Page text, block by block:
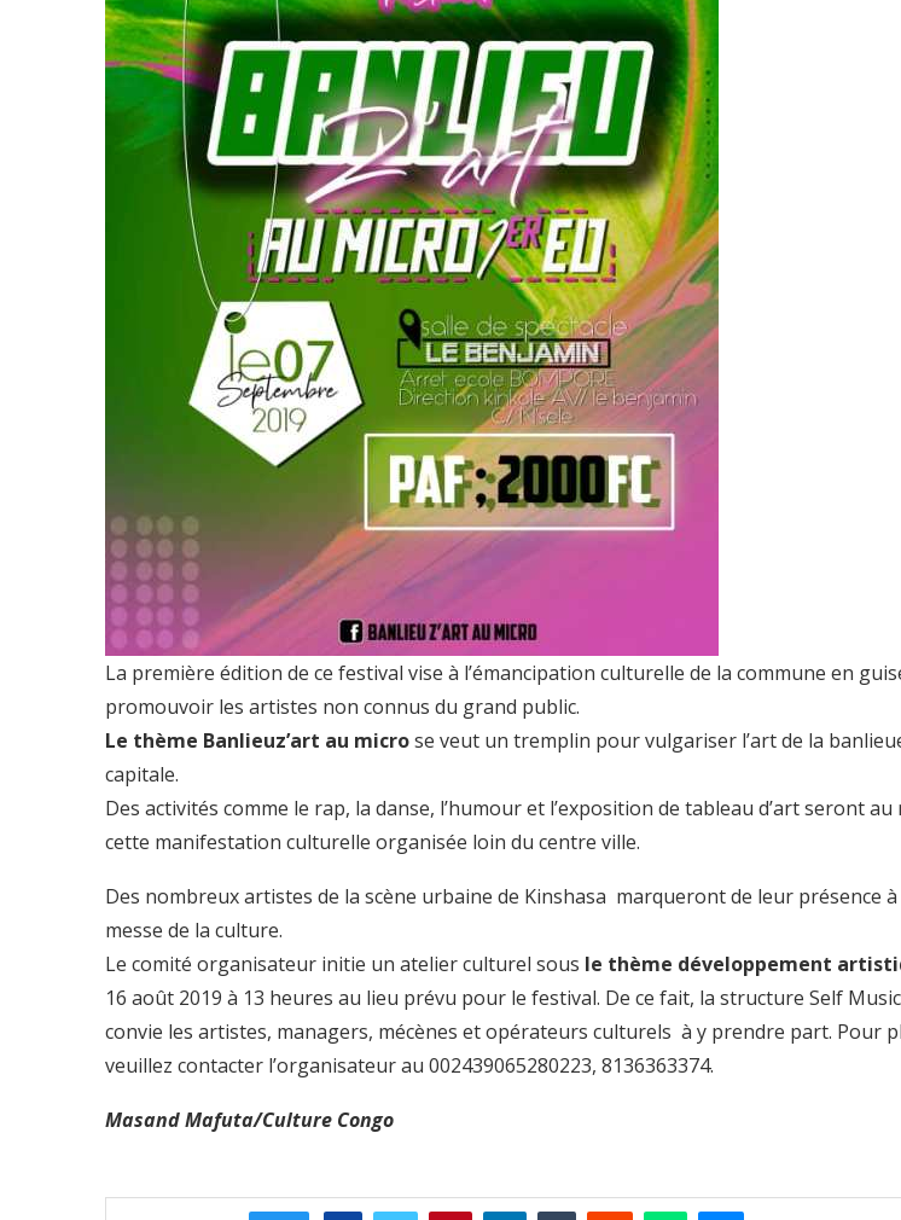
La première édition de ce festival vise à l’émancipation culturelle de la commune en
promouvoir les artistes non connus du grand public.
Le thème Banlieuz’art au microse veut un tremplin pour vulgariser l’art de la
capitale.
Des activités comme le rap, la danse, l’humour et l’exposition de tableau d’art seront
cette manifestation culturelle organisée loin du centre ville.
Des nombreux artistes de la scène urbaine de Kinshasa marqueront de leur présence
messe de la culture.
Le comité organisateur initie un atelier culturel sous le thème développement
16 août 2019 à 13 heures au lieu prévu pour le festival. De ce fait, la structure Self
convie les artistes, managers, mécènes et opérateurs culturels à y prendre part. Pour
veuillez contacter l’organisateur au 002439065280223, 8136363374.
Masand Mafuta/Culture Congo